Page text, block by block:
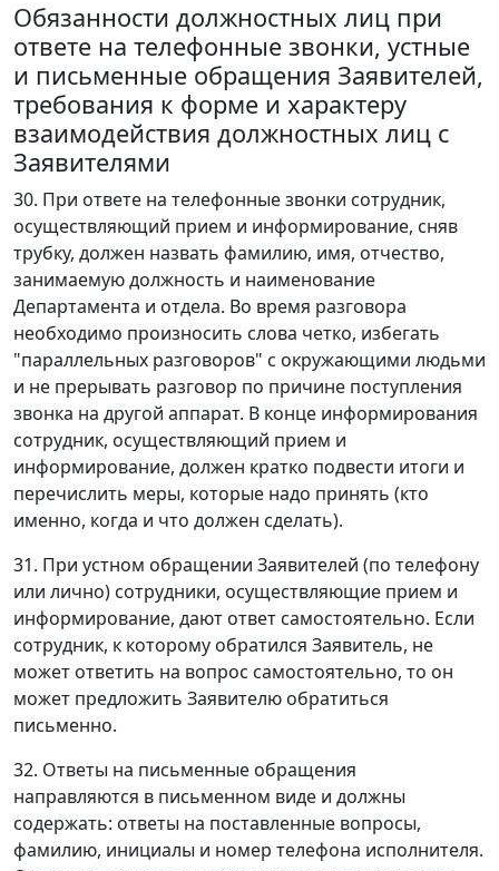
Обязанности должностных лиц при
ответе на телефонные звонки, устные
и письменные обращения Заявителей,
требования к форме и характеру
взаимодействия должностных лиц с
Заявителями
30. При ответе на телефонные звонки сотрудник,
осуществляющий прием и информирование, сняв
трубку, должен назвать фамилию, имя, отчество,
занимаемую должность и наименование
Департамента и отдела. Во время разговора
необходимо произносить слова четко, избегать
"параллельных разговоров" с окружающими людьми
и не прерывать разговор по причине поступления
звонка на другой аппарат. В конце информирования
сотрудник, осуществляющий прием и
информирование, должен кратко подвести итоги и
перечислить меры, которые надо принять (кто
именно, когда и что должен сделать).
31. При устном обращении Заявителей (по телефону
или лично) сотрудники, осуществляющие прием и
информирование, дают ответ самостоятельно. Если
сотрудник, к которому обратился Заявитель, не
может ответить на вопрос самостоятельно, то он
может предложить Заявителю обратиться
письменно.
32. Ответы на письменные обращения
направляются в письменном виде и должны
содержать: ответы на поставленные вопросы,
фамилию, инициалы и номер телефона исполнителя.